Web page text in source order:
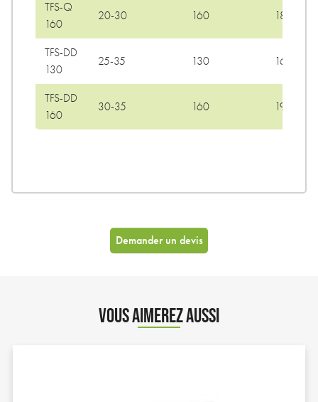
TFS-Q
160
20-30 160 180
TFS-DD
130
25-35 130 160
TFS-DD
160
30-35 160 190
Demander un devis
VOUS AIMEREZ AUSSI